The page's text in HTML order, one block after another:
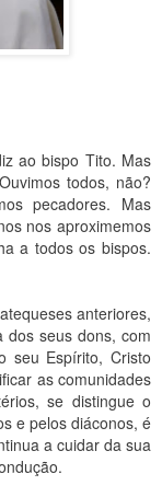
ao bispo Tito. Mas
todos, não?
pecadores. Mas
nos aproximemos
a todos os bispos.
anteriores,
dos seus dons, com
seu Espírito, Cristo
as comunidades
se distingue o
e pelos diáconos, é
a cuidar da sua